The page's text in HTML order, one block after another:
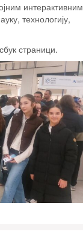
интерактивним
технологију,
страници.